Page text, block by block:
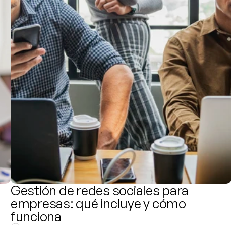
Gestión de redes sociales para
empresas: qué incluye y cómo
funciona